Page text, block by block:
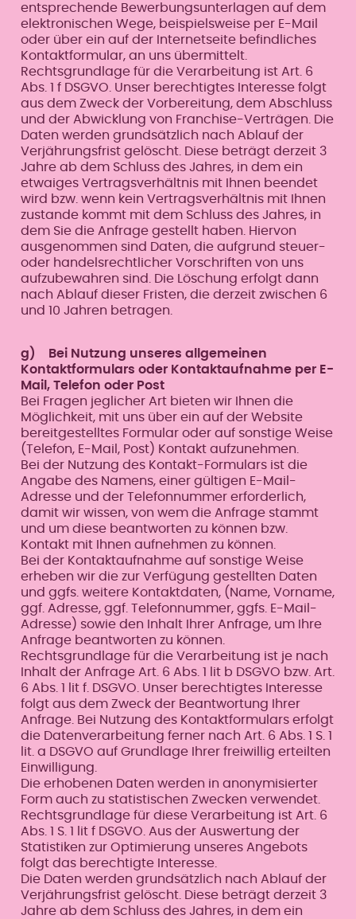
entsprechende Bewerbungsunterlagen auf dem
elektronischen Wege, beispielsweise per E-Mail
oder über ein auf der Internetseite befindliches
Kontaktformular, an uns übermittelt.
Rechtsgrundlage für die Verarbeitung ist Art. 6
Abs. 1 f DSGVO. Unser berechtigtes Interesse folgt
aus dem Zweck der Vorbereitung, dem Abschluss
und der Abwicklung von Franchise-Verträgen. Die
Daten werden grundsätzlich nach Ablauf der
Verjährungsfrist gelöscht. Diese beträgt derzeit 3
Jahre ab dem Schluss des Jahres, in dem ein
etwaiges Vertragsverhältnis mit Ihnen beendet
wird bzw. wenn kein Vertragsverhältnis mit Ihnen
zustande kommt mit dem Schluss des Jahres, in
dem Sie die Anfrage gestellt haben. Hiervon
ausgenommen sind Daten, die aufgrund steuer-
oder handelsrechtlicher Vorschriften von uns
aufzubewahren sind. Die Löschung erfolgt dann
nach Ablauf dieser Fristen, die derzeit zwischen 6
und 10 Jahren betragen.
g) Bei Nutzung unseres allgemeinen
Kontaktformulars oder Kontaktaufnahme per E-
Mail, Telefon oder Post
Bei Fragen jeglicher Art bieten wir Ihnen die
Möglichkeit, mit uns über ein auf der Website
bereitgestelltes Formular oder auf sonstige Weise
(Telefon, E-Mail, Post) Kontakt aufzunehmen.
Bei der Nutzung des Kontakt-Formulars ist die
Angabe des Namens, einer gültigen E-Mail-
Adresse und der Telefonnummer erforderlich,
damit wir wissen, von wem die Anfrage stammt
und um diese beantworten zu können bzw.
Kontakt mit Ihnen aufnehmen zu können.
Bei der Kontaktaufnahme auf sonstige Weise
erheben wir die zur Verfügung gestellten Daten
und ggfs. weitere Kontaktdaten, (Name, Vorname,
ggf. Adresse, ggf. Telefonnummer, ggfs. E-Mail-
Adresse) sowie den Inhalt Ihrer Anfrage, um Ihre
Anfrage beantworten zu können.
Rechtsgrundlage für die Verarbeitung ist je nach
Inhalt der Anfrage Art. 6 Abs. 1 lit b DSGVO bzw. Art.
6 Abs. 1 lit f. DSGVO. Unser berechtigtes Interesse
folgt aus dem Zweck der Beantwortung Ihrer
Anfrage. Bei Nutzung des Kontaktformulars erfolgt
die Datenverarbeitung ferner nach Art. 6 Abs. 1 S. 1
lit. a DSGVO auf Grundlage Ihrer freiwillig erteilten
Einwilligung.
Die erhobenen Daten werden in anonymisierter
Form auch zu statistischen Zwecken verwendet.
Rechtsgrundlage für diese Verarbeitung ist Art. 6
Abs. 1 S. 1 lit f DSGVO. Aus der Auswertung der
Statistiken zur Optimierung unseres Angebots
folgt das berechtigte Interesse.
Die Daten werden grundsätzlich nach Ablauf der
Verjährungsfrist gelöscht. Diese beträgt derzeit 3
Jahre ab dem Schluss des Jahres, in dem ein